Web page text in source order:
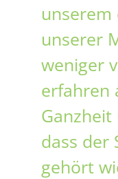
unserem
unserer
weniger
erfahren
dass der
gehört